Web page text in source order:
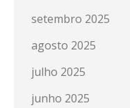
setembro 2025
agosto 2025
julho 2025
junho 2025